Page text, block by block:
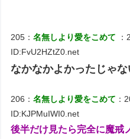
205：名無しより愛をこめて
ID:FvU2HZtZ0.net
なかなかよかったじゃ
206：名無しより愛をこめて ：
ID:KJPMuIWI0.net
後半だけ見たら完全に魔戒